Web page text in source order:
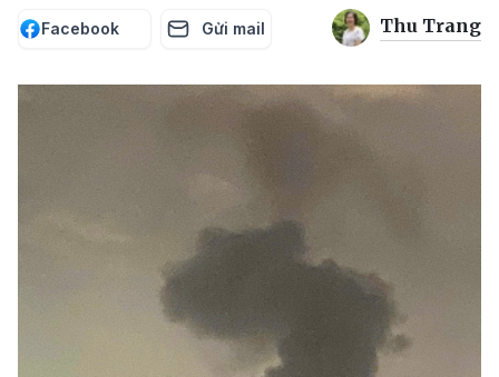
Facebook Gửi mail Thu Trang